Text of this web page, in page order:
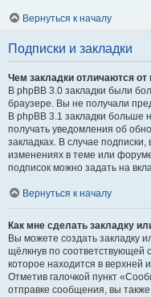
Вернуться к началу
Подписки и закладки
Чем закладки отличаются от
В phpBB 3.0 закладки были
браузере. Вы не получали
В phpBB 3.1 закладки
получать уведомления об
закладках. В случае
изменениях в теме или
подписок можно задать на
Вернуться к началу
Как мне сделать закладку
Вы можете создать закладку
щёлкнув по соответствующей
которое находится в верхней
Отметив галочкой пункт
отправке сообщения, вы